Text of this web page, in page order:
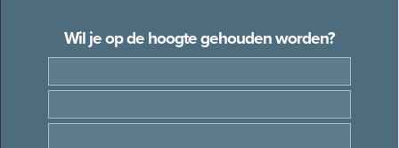
Wil je op de hoogte gehouden worden?